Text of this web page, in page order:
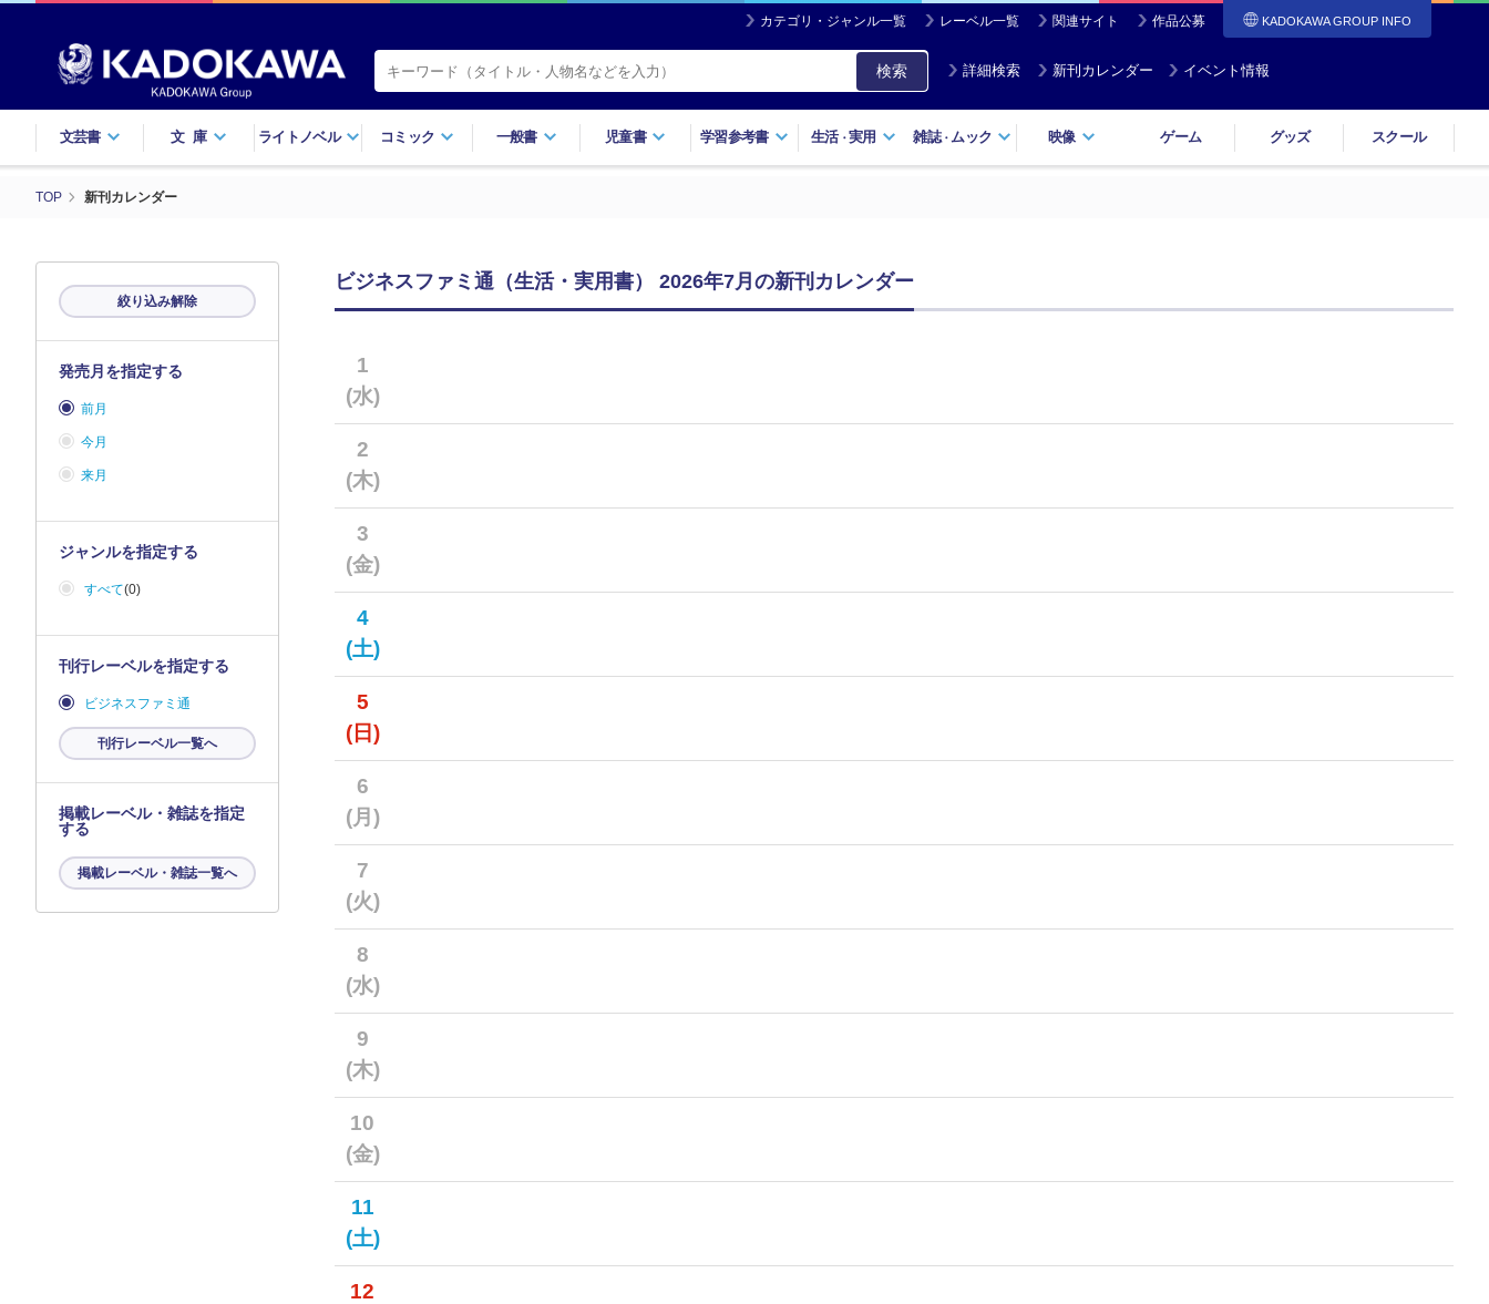
カテゴリ・ジャンル一覧 レーベル一覧 関連サイト 作品公募 KADOKAWA GROUP INFO
検索 詳細検索 新刊カレンダー イベント情報
文芸書 文庫 ライトノベル コミック 一般書 児童書 学習参考書 生活・実用 雑誌・ ムック 映像 ゲーム グッズ スクール
TOP 新刊カレンダー
ビジネスファミ通（生活・実用書） 2026年7月の新刊カレンダー
1
(水)
2
(木)
3
(金)
4
(土)
5
(日)
6
(月)
7
(火)
8
(水)
9
(木)
10
(金)
11
(土)
12
絞り込み解除
発売月を指定する
前月
今月
来月
ジャンルを指定する
すべて(0)
刊行レーベルを指定する
ビジネスファミ通
刊行レーベル一覧へ
掲載レーベル・雑誌を指定
する
掲載レーベル・雑誌一覧へ